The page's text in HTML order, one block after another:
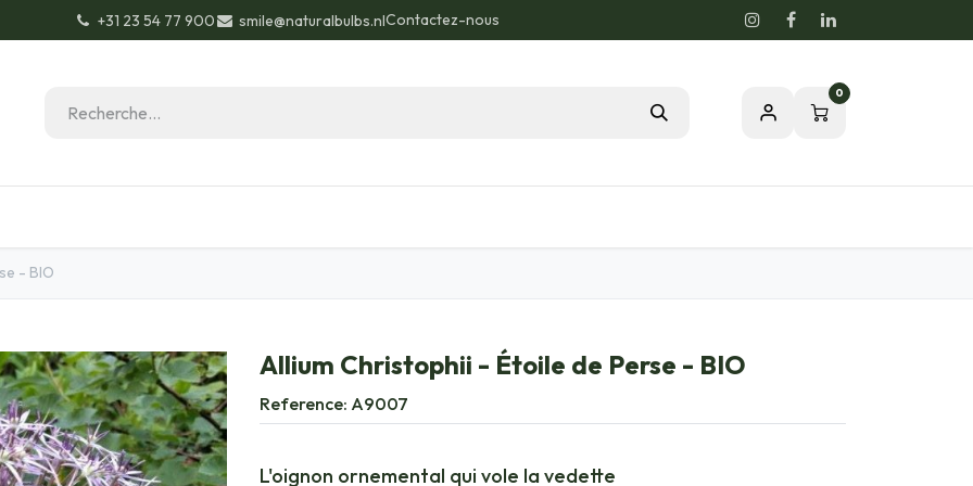
+31 23 54 77 900 smile@naturalbulbs.nlContactez-nous
0
- BIO
Allium Christophii - Étoile de Perse - BIO
Reference: A9007
L'oignon ornemental qui vole la vedette